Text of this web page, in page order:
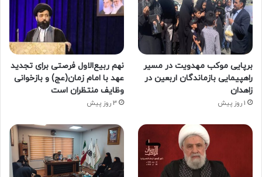
برپایی موکب مهدویت در مسیر
راهپیمایی بازماندگان اربعین در
زاهدان
1 روز پیش
نهم ربیع‌الاول فرصتی برای تجدید
عهد با امام زمان(عج) و بازخوانی
وظایف منتظران است
3 روز پیش